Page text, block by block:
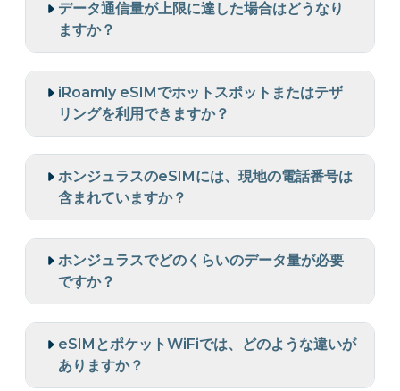
データ通信量が上限に達した場合はどうなり
ますか？
iRoamly eSIMでホットスポットまたはテザ
リングを利用できますか？
ホンジュラスのeSIMには、現地の電話番号は
含まれていますか？
ホンジュラスでどのくらいのデータ量が必要
ですか？
eSIMとポケットWiFiでは、どのような違いが
ありますか？